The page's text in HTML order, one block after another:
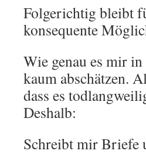
Folgerichtig bleibt
konsequente
Wie genau es mir
kaum abschätzen.
dass es
Deshalb:
Schreibt mir Briefe